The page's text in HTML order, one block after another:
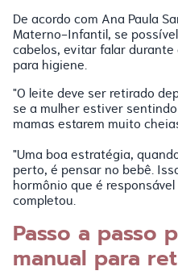
De acordo com Ana Paula
Materno-Infantil, se
cabelos, evitar falar
para higiene.
"O leite deve ser retirado
se a mulher estiver
mamas estarem muito
"Uma boa estratégia,
perto, é pensar no bebê.
hormônio que é
completou.
Passo a passo
manual para